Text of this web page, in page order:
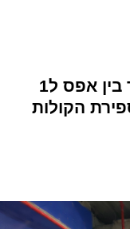
משה בוטרהשווילי - 1 (מתנדנד בין אפס ל1
הקולות